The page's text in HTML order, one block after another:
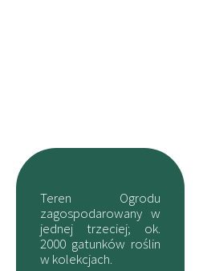
Teren Ogrodu
zagospodarowany w
jednej trzeciej; ok.
2000 gatunków roślin
w kolekcjach.